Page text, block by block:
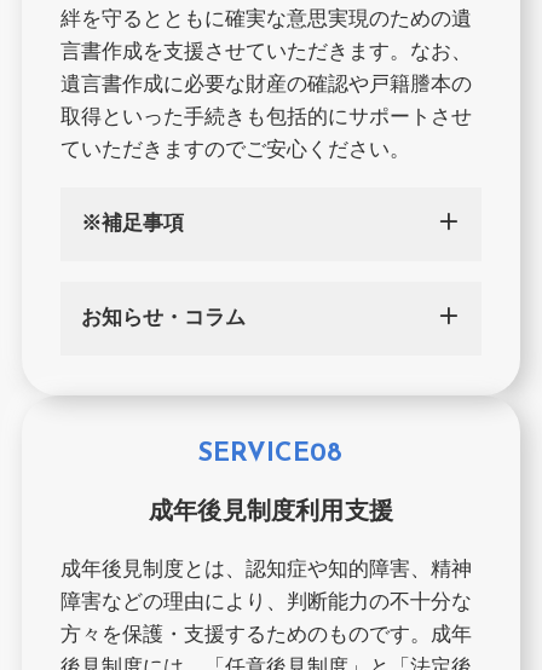
絆を守るとともに確実な意思実現のための遺
言書作成を支援させていただきます。なお、
遺言書作成に必要な財産の確認や戸籍謄本の
取得といった手続きも包括的にサポートさせ
ていただきますのでご安心ください。
※補足事項
お知らせ・コラム
SERVICE08
成年後見制度利用支援
成年後見制度とは、認知症や知的障害、精神
障害などの理由により、判断能力の不十分な
方々を保護・支援するためのものです。成年